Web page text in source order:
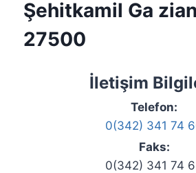
Şehitkamil Ga
27500
İletişim
Telefon:
0(342) 341 74
Faks:
0(342) 341 74